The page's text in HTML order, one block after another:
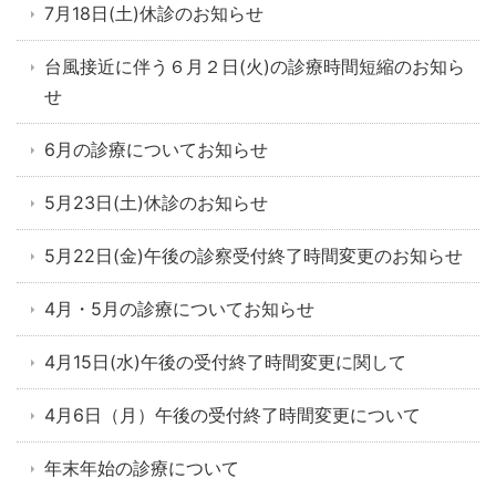
7月18日(土)休診のお知らせ
台風接近に伴う６月２日(火)の診療時間短縮のお知ら
せ
6月の診療についてお知らせ
5月23日(土)休診のお知らせ
5月22日(金)午後の診察受付終了時間変更のお知らせ
4月・5月の診療についてお知らせ
4月15日(水)午後の受付終了時間変更に関して
4月6日（月）午後の受付終了時間変更について
年末年始の診療について